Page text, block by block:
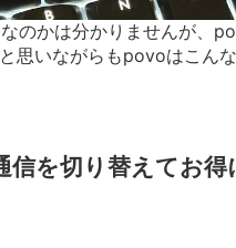
のかは分かりませんが、
思いながらもpovoはこん
を切り替えてお得